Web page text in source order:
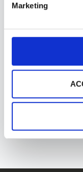
Marketing
Luglio 23, 2026
Unidata
Aree Del
Infratel Da